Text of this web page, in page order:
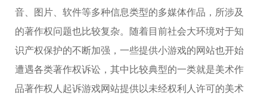
音、图片、软件等多种信息类型的多媒体作品，所涉及
的著作权问题也比较复杂。随着目前社会大环境对于知
识产权保护的不断加强，一些提供小游戏的网站也开始
遭遇各类著作权诉讼，其中比较典型的一类就是美术作
品著作权人起诉游戏网站提供以未经权利人许可的美术